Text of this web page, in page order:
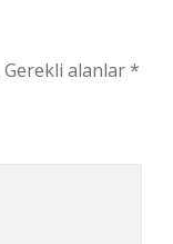
Gerekli alanlar*